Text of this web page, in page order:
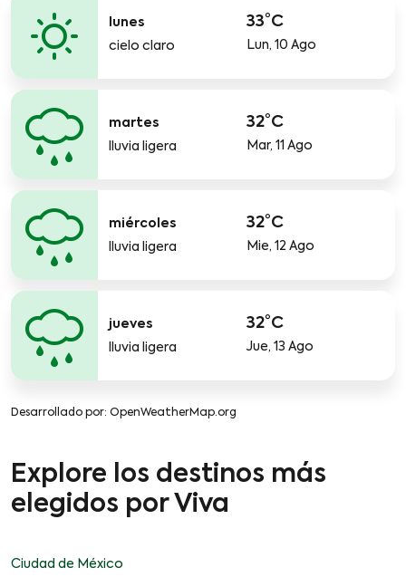
lunes
cielo claro
33°C
Lun, 10 Ago
martes
lluvia ligera
32°C
Mar, 11 Ago
miércoles
lluvia ligera
32°C
Mie, 12 Ago
jueves
lluvia ligera
32°C
Jue, 13 Ago
Desarrollado por: OpenWeatherMap.org
Explore los destinos más
elegidos por Viva
Ciudad de México